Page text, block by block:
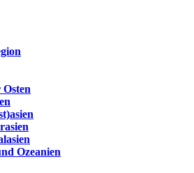
Ozeanien